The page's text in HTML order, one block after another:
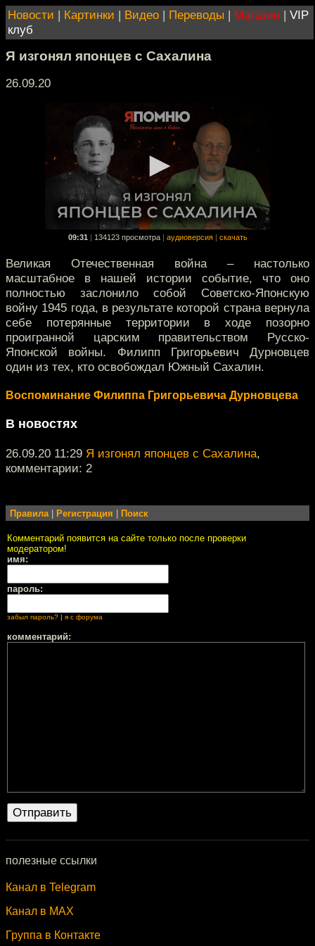
Новости | Картинки | Видео | Переводы | Магазин | VIP
клуб
Я изгонял японцев с Сахалина
26.09.20
09:31 134123 просмотра аудиоверсия скачать
Великая Отечественная война – настолько
масштабное в нашей истории событие, что оно
полностью заслонило собой Советско-Японскую
войну 1945 года, в результате которой страна вернула
себе потерянные территории в ходе позорно
проигранной царским правительством Русско-
Японской войны. Филипп Григорьевич Дурновцев
один из тех, кто освобождал Южный Сахалин.
Воспоминание Филиппа Григорьевича Дурновцева
В новостях
26.09.20 11:29 Я изгонял японцев с Сахалина,
комментарии: 2
Правила| Регистрация Поиск
Комментарий появится на сайте только после проверки
модератором!
имя:
пароль:
забыл пароль? я с форума
комментарий:
полезные ссылки
Канал в Telegram
Канал в MAX
Группа в Контакте